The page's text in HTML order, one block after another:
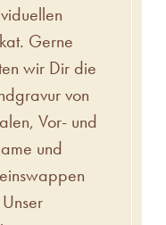
Gerne
wir Dir die
von
Vor- und
und